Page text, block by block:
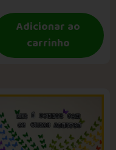
Adicionar ao
carrinho